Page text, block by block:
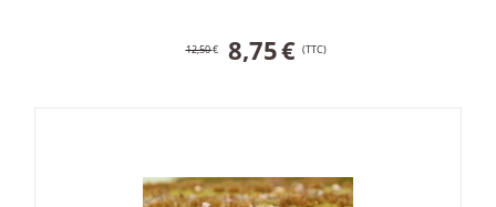
12,50€ 8,75€ (TTC)